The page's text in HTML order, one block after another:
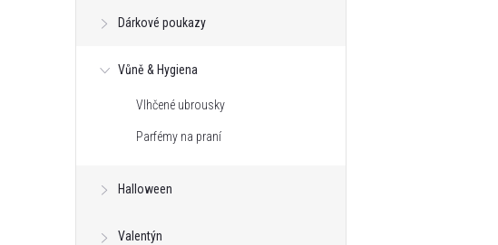
Dárkové poukazy
Vůně & Hygiena
Vlhčené ubrousky
Parfémy na praní
Halloween
Valentýn